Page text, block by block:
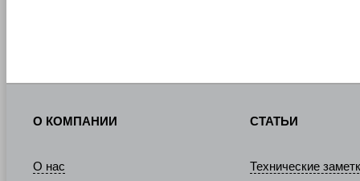
О КОМПАНИИ
О нас
СТАТЬИ
Технические